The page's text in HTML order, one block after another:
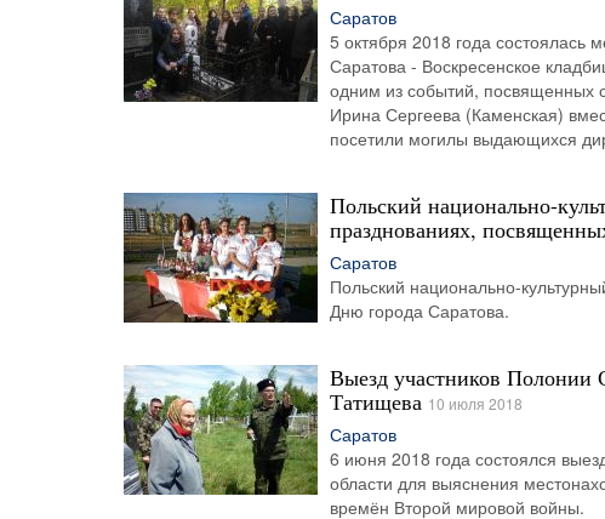
Саратов
5 октября 2018 года состоялась
Саратова - Воскресенское
одним из событий, посвященных
Ирина Сергеева (Каменская)
посетили могилы выдающихся
Польский национально-
празднованиях,
Саратов
Польский национально-
Дню города Саратова.
Выезд участников Полонии
Татищева 10 июля 2018
Саратов
6 июня 2018 года состоялся
области для выяснения
времён Второй мировой войны.